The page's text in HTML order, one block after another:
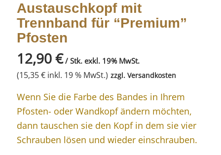
Austauschkopf mit
Trennband für “Premium”
Pfosten
12,90€/ Stk. exkl. 19% MwSt.
(15,35€inkl. 19 % MwSt.) zzgl. Versandkosten
Wenn Sie die Farbe des Bandes in Ihrem
Pfosten- oder Wandkopf ändern möchten,
dann tauschen sie den Kopf in dem sie vier
Schrauben lösen und wieder einschrauben.